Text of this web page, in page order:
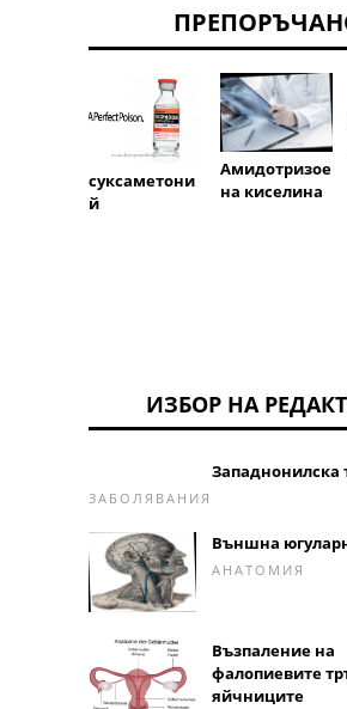
суксаметони
й
Амидотризое
на киселина
ИЗБОР НА
Западнонилска
ЗАБОЛЯВАНИЯ
Външна
АНАТОМИЯ
Възпаление на
фалопиевите
яйчниците